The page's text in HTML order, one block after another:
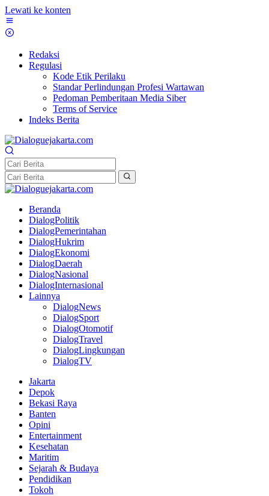
Lewati ke konten
Redaksi
Regulasi
Kode Etik Perilaku
Standar Perlindungan Profesi Wartawan
Pedoman Pemberitaan Media Siber
Terms of Service
Indeks Berita
Beranda
DialogPolitik
DialogPemerintahan
DialogHukrim
DialogEkonomi
DialogDaerah
DialogNasional
DialogInternasional
Lainnya
DialogNews
DialogSport
DialogOtomotif
DialogTravel
DialogLingkungan
DialogTV
Jakarta
Depok
Bekasi Raya
Banten
Opini
Entertainment
Kesehatan
Maritim
Sejarah & Budaya
Pendidikan
Tokoh